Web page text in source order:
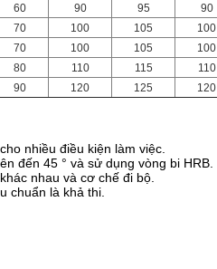
60 90 95 90
70 100 105 100
70 100 105 100
80 110 115 110
90 120 125 120
nhiều điều kiện làm việc.
đến 45 ° và sử dụng vòng bi HRB.
nhau và cơ chế đi bộ.
chuẩn là khả thi.